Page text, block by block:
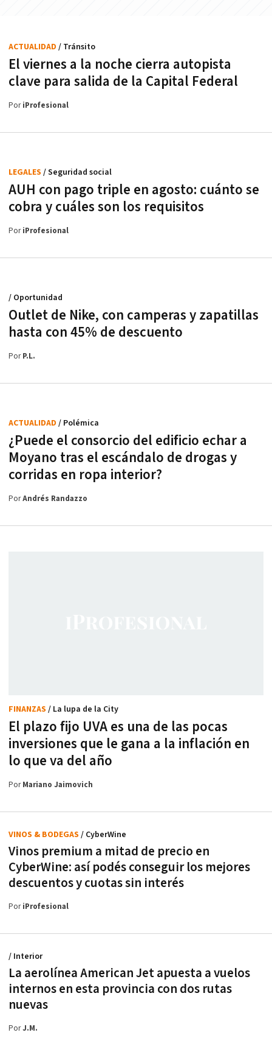
El viernes a la noche cierra autopista
clave para salida de la Capital Federal
ACTUALIDAD / Tránsito
PoriProfesional
AUH con pago triple en agosto: cuánto se
cobra y cuáles son los requisitos
LEGALES / Seguridad social
PoriProfesional
Outlet de Nike, con camperas y zapatillas
hasta con 45% de descuento
/ Oportunidad
PorP.L.
¿Puede el consorcio del edificio echar a
Moyano tras el escándalo de drogas y
corridas en ropa interior?
ACTUALIDAD / Polémica
PorAndrés Randazzo
El plazo fijo UVA es una de las pocas
inversiones que le gana a la inflación en
lo que va del año
FINANZAS / La lupa de la City
PorMariano Jaimovich
Vinos premium a mitad de precio en
CyberWine: así podés conseguir los mejores
descuentos y cuotas sin interés
VINOS & BODEGAS / CyberWine
PoriProfesional
La aerolínea American Jet apuesta a vuelos
internos en esta provincia con dos rutas
nuevas
/ Interior
PorJ.M.